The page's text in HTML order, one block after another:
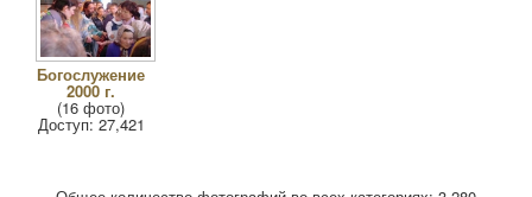
Богослужение
2000 г.
(16 фото)
Доступ: 27,421